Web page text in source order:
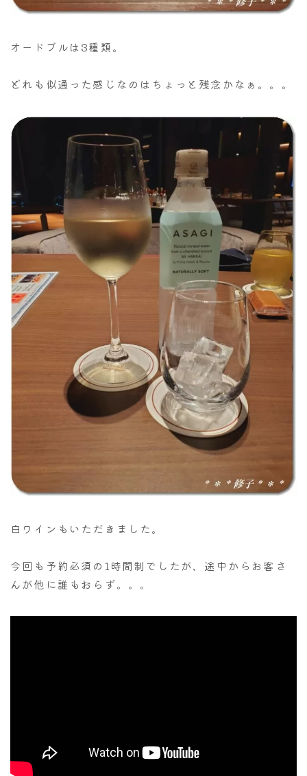
オードブルは3種類。
どれも似通った感じなのはちょっと残念かなぁ。。。
白ワインもいただきました。
今回も予約必須の1時間制でしたが、途中からお客さ
んが他に誰もおらず。。。